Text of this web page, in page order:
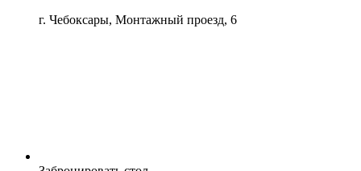
г. Чебоксары, Монтажный проезд, 6